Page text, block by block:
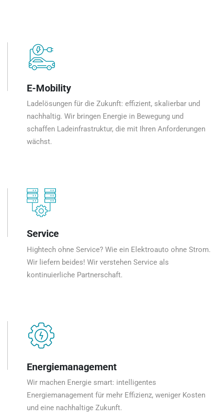
E-Mobility
Ladelösungen für die Zukunft: effizient, skalierbar und
nachhaltig. Wir bringen Energie in Bewegung und
schaffen Ladeinfrastruktur, die mit Ihren Anforderungen
wächst.
Service
Hightech ohne Service? Wie ein Elektroauto ohne Strom.
Wir liefern beides! Wir verstehen Service als
kontinuierliche Partnerschaft.
Energiemanagement
Wir machen Energie smart: intelligentes
Energiemanagement für mehr Effizienz, weniger Kosten
und eine nachhaltige Zukunft.